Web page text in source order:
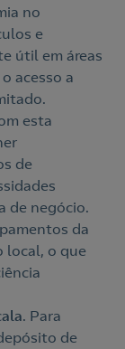
datos.
no
e
útil em áreas
acesso a
esta
de
de negócio.
da
local, o que
. Para
de